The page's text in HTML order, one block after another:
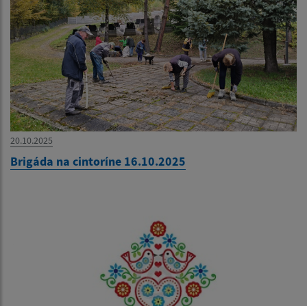
20.10.2025
Brigáda na cintoríne 16.10.2025